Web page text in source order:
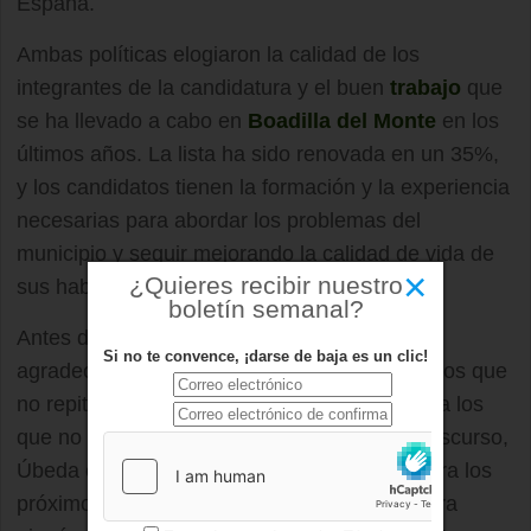
Ambas políticas elogiaron la calidad de los
integrantes de la candidatura y el buen trabajo que
se ha llevado a cabo en Boadilla del Monte en los
últimos años. La lista ha sido renovada en un 35%,
y los candidatos tienen la formación y la experiencia
necesarias para abordar los problemas del
municipio y seguir mejorando la calidad de vida de
sus habitantes.
Antes de presentar a los candidatos,
agradeció el trabajo y la dedicación de aquellos que
no repiten en la lista y dedicó unas palabras a los
que no pudieron entrar en ella. Durante su discurso,
Úbeda explicó los objetivos que se marca para los
próximos cuatro años y aseguró que "no sobra
×
¿Quieres recibir nuestro
boletín semanal?
Si no te convence, ¡darse de baja es un clic!